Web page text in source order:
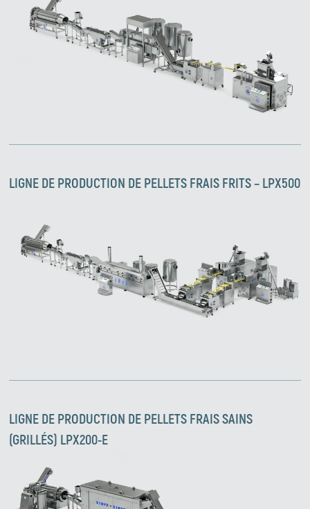
LIGNE DE PRODUCTION DE PELLETS FRAIS FRITS – LPX500
LIGNE DE PRODUCTION DE PELLETS FRAIS SAINS
(GRILLÉS) LPX200-E